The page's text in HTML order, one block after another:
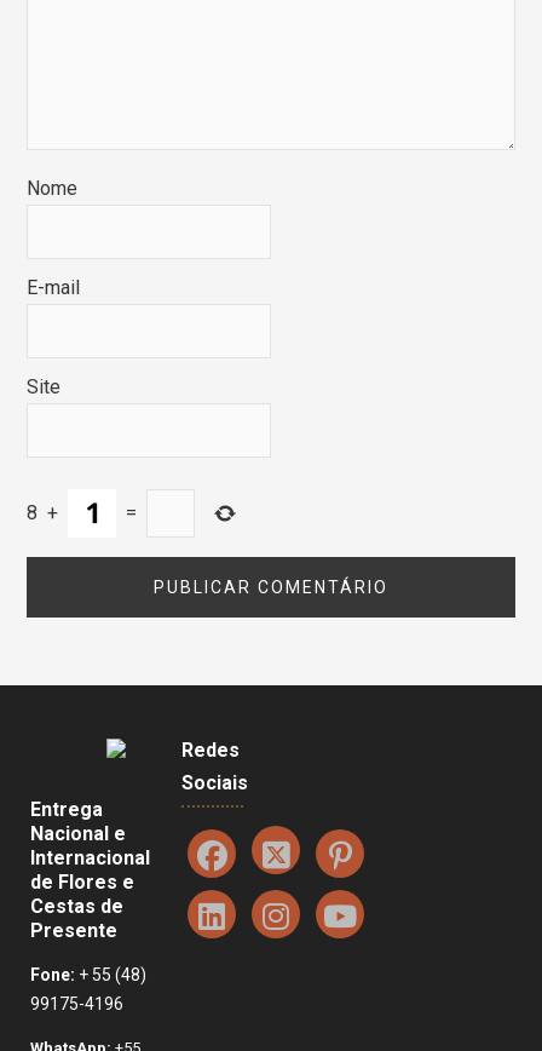
Nome
E-mail
Site
8 + =
Entrega
Nacional e
Internacional
de Flores e
Cestas de
Presente
Fone: + 55 (48)
99175-4196
Redes
Sociais